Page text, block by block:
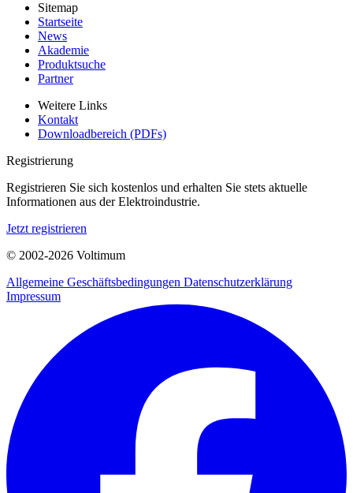
Sitemap
Startseite
News
Akademie
Produktsuche
Partner
Weitere Links
Kontakt
Downloadbereich (PDFs)
Registrierung
Registrieren Sie sich kostenlos und erhalten Sie stets aktuelle
Informationen aus der Elektroindustrie.
Jetzt registrieren
© 2002-2026 Voltimum
Allgemeine Geschäftsbedingungen Datenschutzerklärung
Impressum